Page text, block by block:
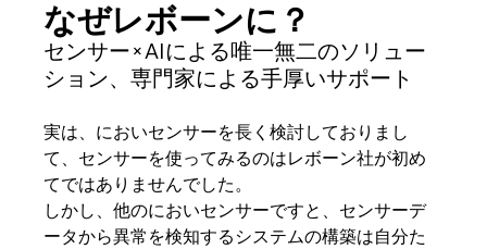
なぜレボーンに？
センサー×AIによる唯一無二のソリュー
ション、専門家による手厚いサポート
実は、においセンサーを長く検討しておりまし
て、センサーを使ってみるのはレボーン社が初め
てではありませんでした。
しかし、他のにおいセンサーですと、センサーデ
ータから異常を検知するシステムの構築は自分た